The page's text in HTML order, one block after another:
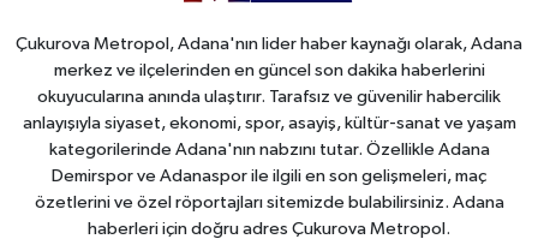
Çukurova Metropol, Adana'nın lider haber kaynağı olarak, Adana
merkez ve ilçelerinden en güncel son dakika haberlerini
okuyucularına anında ulaştırır. Tarafsız ve güvenilir habercilik
anlayışıyla siyaset, ekonomi, spor, asayiş, kültür-sanat ve yaşam
kategorilerinde Adana'nın nabzını tutar. Özellikle Adana
Demirspor ve Adanaspor ile ilgili en son gelişmeleri, maç
özetlerini ve özel röportajları sitemizde bulabilirsiniz. Adana
haberleri için doğru adres Çukurova Metropol.